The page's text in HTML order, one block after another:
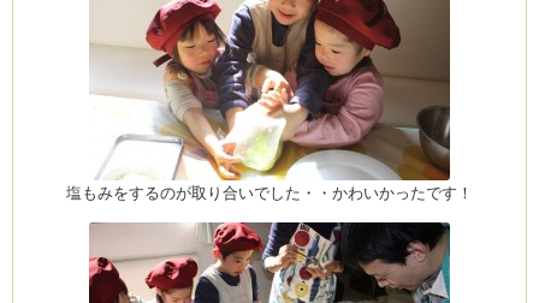
塩もみをするのが取り合いでした・・かわいかったです！